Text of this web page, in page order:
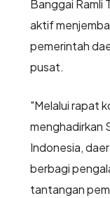
Banggai Ramli
aktif
pemerintah
pusat.
"Melalui rapat
menghadirkan
Indonesia,
berbagi
tantangan